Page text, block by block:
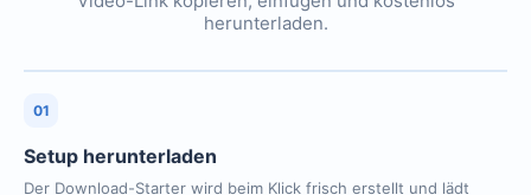
herunterladen.
01
Setup herunterladen
Der Download-Starter wird beim Klick frisch erstellt und lädt